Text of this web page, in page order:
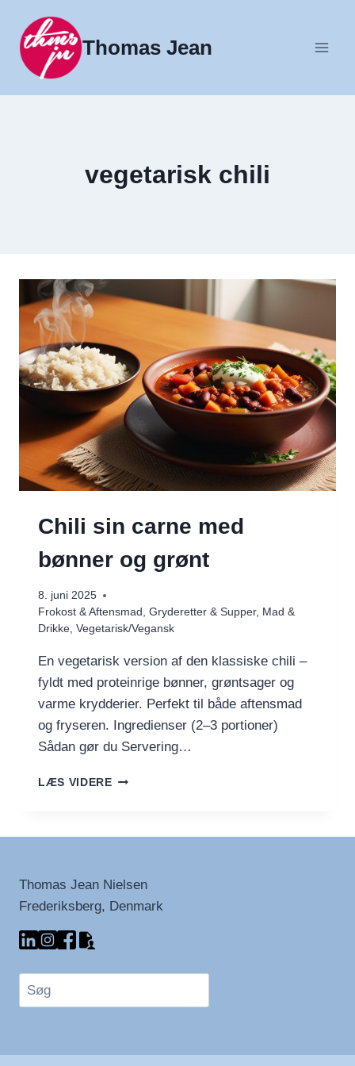
indhold
Thomas Jean
vegetarisk chili
Chili sin carne med
bønner og grønt
8. juni 2025
Frokost & Aftensmad , Gryderetter & Supper, Mad &
Drikke, Vegetarisk/Vegansk
En vegetarisk version af den klassiske chili –
fyldt med proteinrige bønner, grøntsager og
varme krydderier. Perfekt til både aftensmad
og fryseren. Ingredienser (2–3 portioner)
Sådan gør du Servering…
LÆS VIDERECHILI
GRØNT
Thomas Jean Nielsen
Frederiksberg, Denmark
Søg